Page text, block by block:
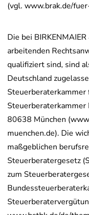
(vgl. www.brak.de/
Die bei
arbeitenden
qualifiziert sind, sind
Deutschland
80638 München
muenchen.de). Die
maßgeblichen
Steuerberatergesetz
zum